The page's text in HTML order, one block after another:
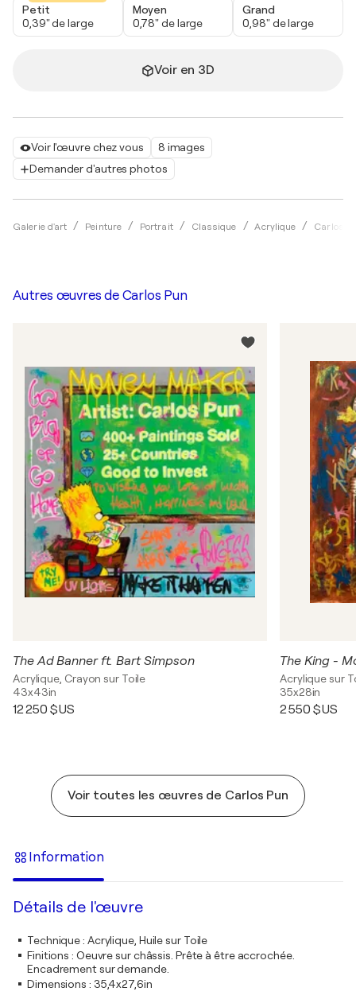
Voir l'œuvre chez vous
8 images
Demander d'autres photos
Galerie d'art Peinture Portrait Classique Acrylique Carlos
Petit
0,39" de large
Moyen
0,78" de large
Grand
0,98" de large
Voir en 3D
Autres œuvres de Carlos Pun
The Ad Banner ft. Bart Simpson
Acrylique, Crayon sur Toile
43x43in
12 250 $US
The King -
Acrylique sur
35x28in
2 550 $US
Voir toutes les œuvres de Carlos Pun
Information
Détails de l'œuvre
Technique: Acrylique, Huile sur Toile
Finitions : Oeuvre sur châssis. Prête à être accrochée.
Encadrement sur demande.
Dimensions : 35,4x27,6in